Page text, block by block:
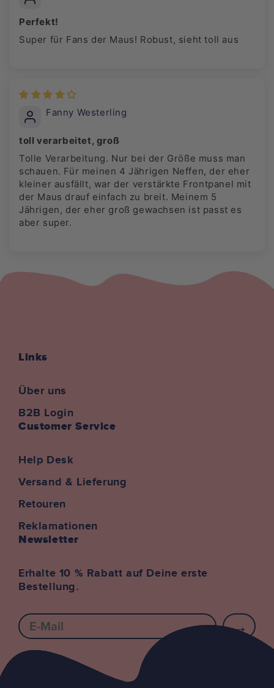
Perfekt!
Super für Fans der Maus! Robust, sieht toll aus
Fanny Westerling
toll verarbeitet, groß
Tolle Verarbeitung. Nur bei der Größe muss man
schauen. Für meinen 4 Jährigen Neffen, der eher
kleiner ausfällt, war der verstärkte Frontpanel mit
der Maus drauf einfach zu breit. Meinem 5
Jährigen, der eher groß gewachsen ist passt es
aber super.
Links
Über uns
B2B Login
Customer Service
Help Desk
Versand & Lieferung
Retouren
Reklamationen
Newsletter
Erhalte 10 % Rabatt auf Deine erste
Bestellung.
E-mail